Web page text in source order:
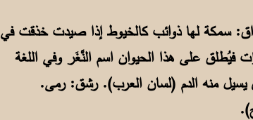
سمكة لها ذوائب كالخيوط إذا صيدت خذقت في
فيُطلق على هذا الحيوان اسم النَّغَر وفي اللغة
منه الدم (لسان العرب). رشق: رمى.